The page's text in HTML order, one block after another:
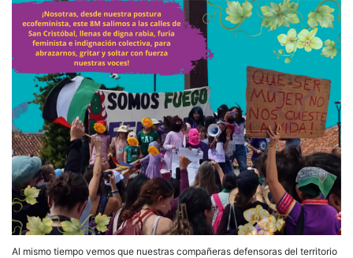
Al mismo tiempo vemos que nuestras compañeras defensoras del territorio